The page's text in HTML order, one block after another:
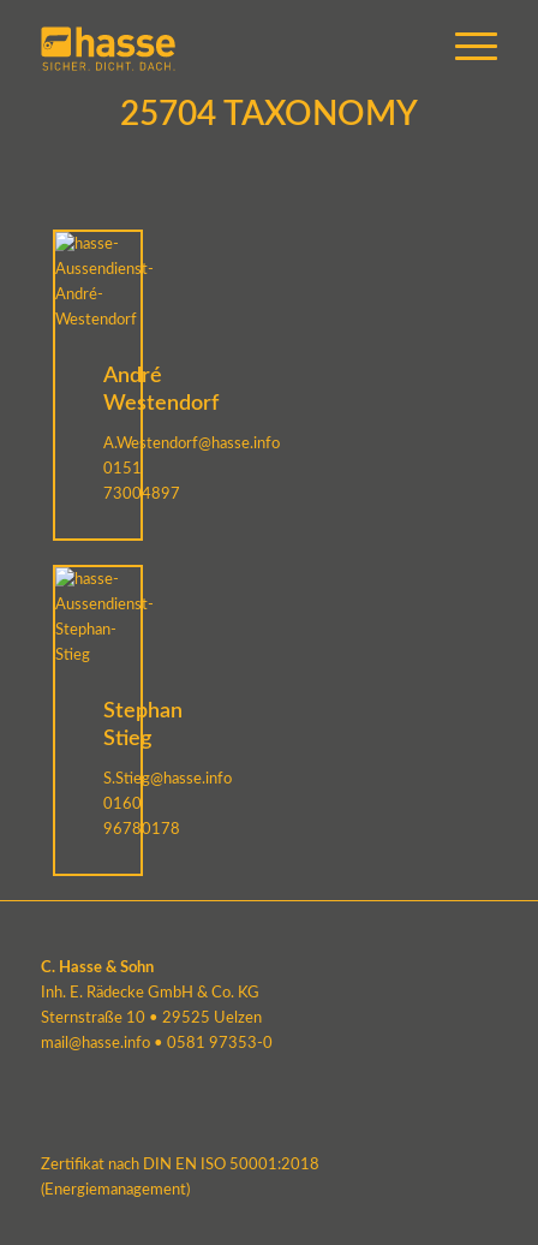
25704 TAXONOMY
André
Westendorf
A.Westendorf@hasse.info
0151
73004897
Stephan
Stieg
S.Stieg@hasse.info
0160
96780178
C. Hasse & Sohn
Inh. E. Rädecke GmbH & Co. KG
Sternstraße 10 • 29525 Uelzen
mail@hasse.info• 0581 97353-0
Zertifikat nach DIN EN ISO 50001:2018
(Energiemanagement)